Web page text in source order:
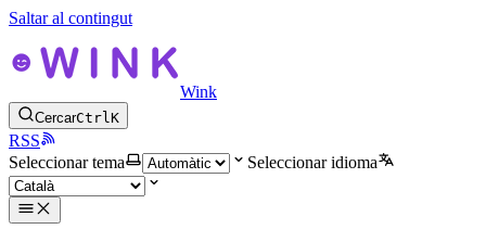
Saltar al contingut
Wink
CercarCtrlK
RSS
Seleccionar tema
Seleccionar idioma